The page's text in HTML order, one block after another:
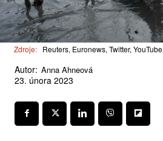
Zdroje: Reuters, Euronews, Twitter,
Autor: Anna Ahneová
23. února 2023